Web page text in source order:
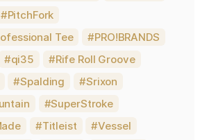
PitchFork
Tee
PRO!BRANDS
qi35
Rife Roll Groove
Spalding
Srixon
SuperStroke
Titleist
Vessel